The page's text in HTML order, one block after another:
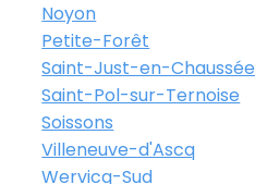
Noyon
Petite-Forêt
Saint-Just-en-Chaussée
Saint-Pol-sur-Ternoise
Soissons
Villeneuve-d'Ascq
Wervicq-Sud